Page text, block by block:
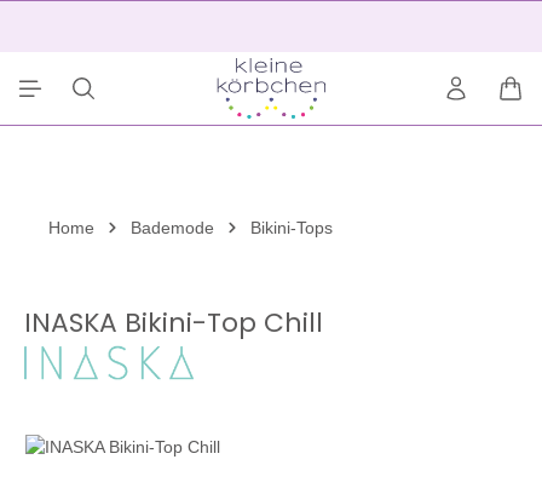
Home Bademode Bikini-Tops
INASKA Bikini-Top Chill
Bildergalerie überspringen